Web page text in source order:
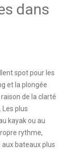
dans
spot pour les
et la plongée
de la clarté
plus
kayak ou au
rythme,
bateaux plus